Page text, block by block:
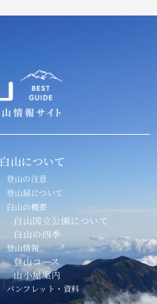
白山について
登山の注意
登山届について
白山の概要
白山国立公園について
白山の四季
登山情報
登山コース
山小屋案内
パンフレット・資料